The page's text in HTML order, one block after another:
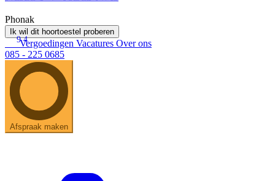
Phonak
Ik wil dit hoortoestel proberen
9.4
Vergoedingen Vacatures Over ons
085 - 225 0685
Afspraak maken